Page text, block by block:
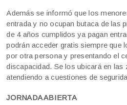
Además se informó que los
entrada y no ocupan butaca de las
de 4 años cumplidos ya pagan
podrán acceder gratis siempre que
por otra persona y presentando el
discapacidad. Se los ubicará en las
atendiendo a cuestiones de
JORNADA ABIERTA